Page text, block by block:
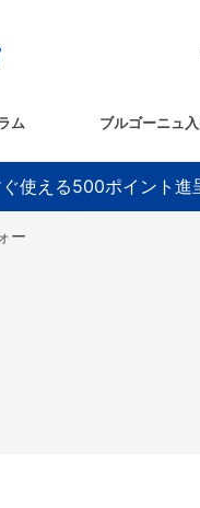
ム ブルゴーニュ
使える500ポイント進
ー